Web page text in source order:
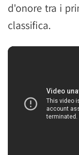
d'onore tra i
classifica.